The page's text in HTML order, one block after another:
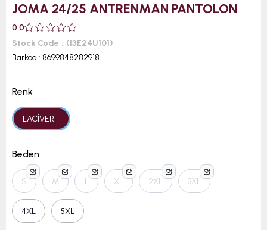
JOMA 24/25 ANTRENMAN PANTOLON
0.0
Stock Code
(13E24U101)
Barkod : 8699848282918
Renk
LACİVERT
Beden
S M L XL 2XL 3XL
4XL 5XL